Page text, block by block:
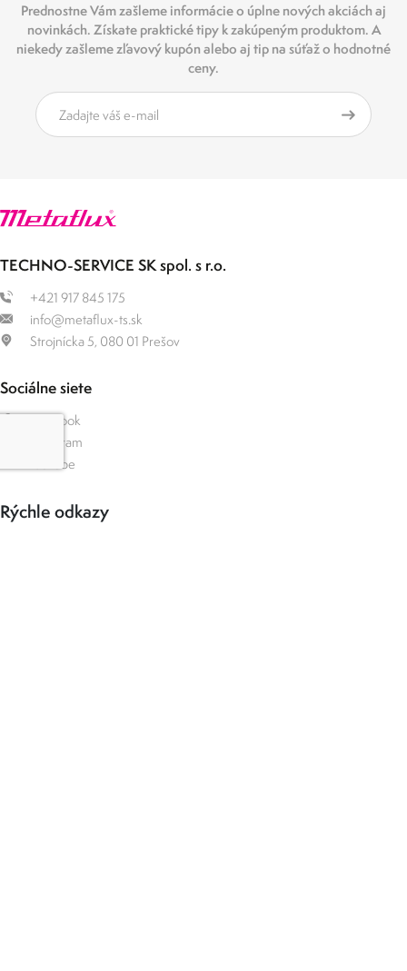
Prednostne Vám zašleme informácie o úplne nových akciách aj
novinkách. Získate praktické tipy k zakúpeným produktom. A
niekedy zašleme zľavový kupón alebo aj tip na súťaž o hodnotné
ceny.
TECHNO-SERVICE SK spol. s r.o.
+421 917 845 175
info@metaflux-ts.sk
Strojnícka 5, 080 01 Prešov
Sociálne siete
Facebook
Instagram
YouTube
Rýchle odkazy